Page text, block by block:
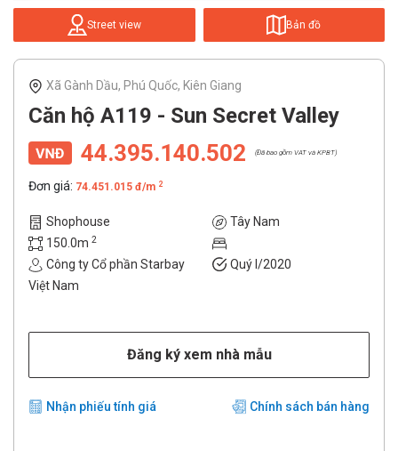
Street view Bản đồ
Xã Gành Dầu, Phú Quốc, Kiên Giang
Căn hộ A119 - Sun Secret Valley
44.395.140.502 (Đã bao gồm VAT và KPBT)
Đơn giá: 74.451.015 đ/m 2
Shophouse
Tây Nam
150.0m 2
Công ty Cổ phần Starbay
Việt Nam
Quý I/2020
Đăng ký xem nhà mẫu
Nhận phiếu tính giá Chính sách bán hàng